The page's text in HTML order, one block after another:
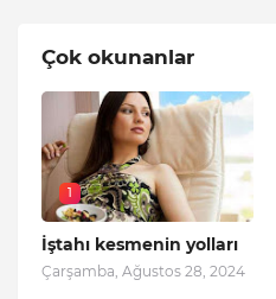
Çok okunanlar
1
İştahı kesmenin yolları
Çarşamba, Ağustos 28, 2024